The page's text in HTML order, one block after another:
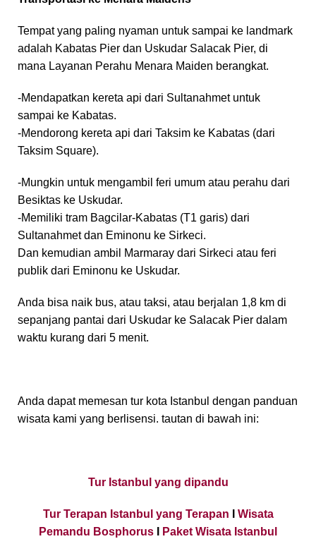
Tempat yang paling nyaman untuk sampai ke landmark
adalah Kabatas Pier dan Uskudar Salacak Pier, di
mana Layanan Perahu Menara Maiden berangkat.
-Mendapatkan kereta api dari Sultanahmet untuk
sampai ke Kabatas.
-Mendorong kereta api dari Taksim ke Kabatas (dari
Taksim Square).
-Mungkin untuk mengambil feri umum atau perahu dari
Besiktas ke Uskudar.
-Memiliki tram Bagcilar-Kabatas (T1 garis) dari
Sultanahmet dan Eminonu ke Sirkeci.
Dan kemudian ambil Marmaray dari Sirkeci atau feri
publik dari Eminonu ke Uskudar.
Anda bisa naik bus, atau taksi, atau berjalan 1,8 km di
sepanjang pantai dari Uskudar ke Salacak Pier dalam
waktu kurang dari 5 menit.
Anda dapat memesan tur kota Istanbul dengan panduan
wisata kami yang berlisensi. tautan di bawah ini:
Tur Istanbul yang dipandu
Tur Terapan Istanbul yang Terapan
Wisata
Pemandu Bosphorus
Paket Wisata Istanbul